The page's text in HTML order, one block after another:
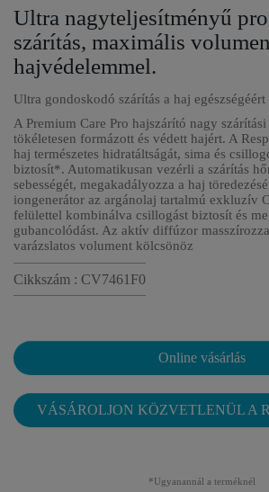
Ultra nagyteljesítményű
szárítás, maximális
hajvédelemmel.
Ultra gondoskodó szárítás a haj
A Premium Care Pro hajszárító nagy
tökéletesen formázott és védett hajért. A
haj természetes hidratáltságát, sima és
biztosít*. Automatikusan vezérli a szárítás
sebességét, megakadályozza a haj
iongenerátor az argánolaj tartalmú exkluzív
felülettel kombinálva csillogást biztosít és
gubancolódást. Az aktív diffúzor
varázslatos volument kölcsönöz
Cikkszám : CV7461F0
Online vásárlás
VÁSÁROLJON KÖZVETLENÜL A
*Ugyanannál a terméknél